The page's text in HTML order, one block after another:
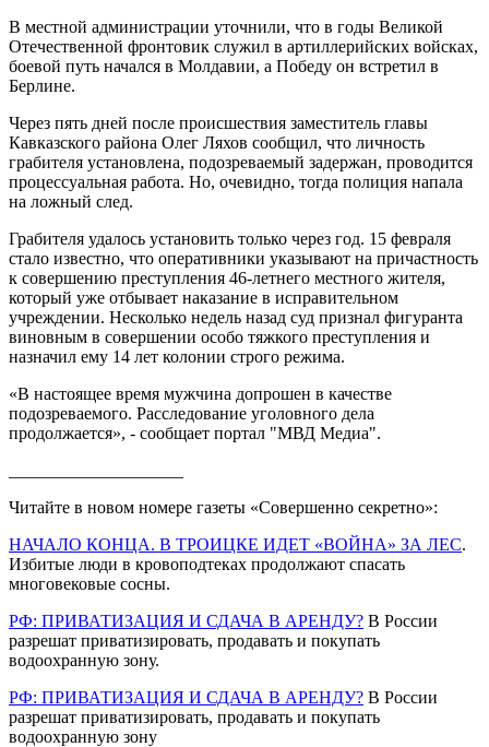
В местной администрации уточнили, что в годы Великой
Отечественной фронтовик служил в артиллерийских войсках,
боевой путь начался в Молдавии, а Победу он встретил в
Берлине.
Через пять дней после происшествия заместитель главы
Кавказского района Олег Ляхов сообщил, что личность
грабителя установлена, подозреваемый задержан, проводится
процессуальная работа. Но, очевидно, тогда полиция напала
на ложный след.
Грабителя удалось установить только через год. 15 февраля
стало известно, что оперативники указывают на причастность
к совершению преступления 46-летнего местного жителя,
который уже отбывает наказание в исправительном
учреждении. Несколько недель назад суд признал фигуранта
виновным в совершении особо тяжкого преступления и
назначил ему 14 лет колонии строго режима.
«В настоящее время мужчина допрошен в качестве
подозреваемого. Расследование уголовного дела
продолжается», - сообщает портал "МВД Медиа".
Читайте в новом номере газеты «Совершенно секретно»:
НАЧАЛО КОНЦА. В ТРОИЦКЕ ИДЕТ «ВОЙНА» ЗА ЛЕС.
Избитые люди в кровоподтеках продолжают спасать
многовековые сосны.
РФ: ПРИВАТИЗАЦИЯ И СДАЧА В АРЕНДУ? В России
разрешат приватизировать, продавать и покупать
водоохранную зону.
РФ: ПРИВАТИЗАЦИЯ И СДАЧА В АРЕНДУ? В России
разрешат приватизировать, продавать и покупать
водоохранную зону